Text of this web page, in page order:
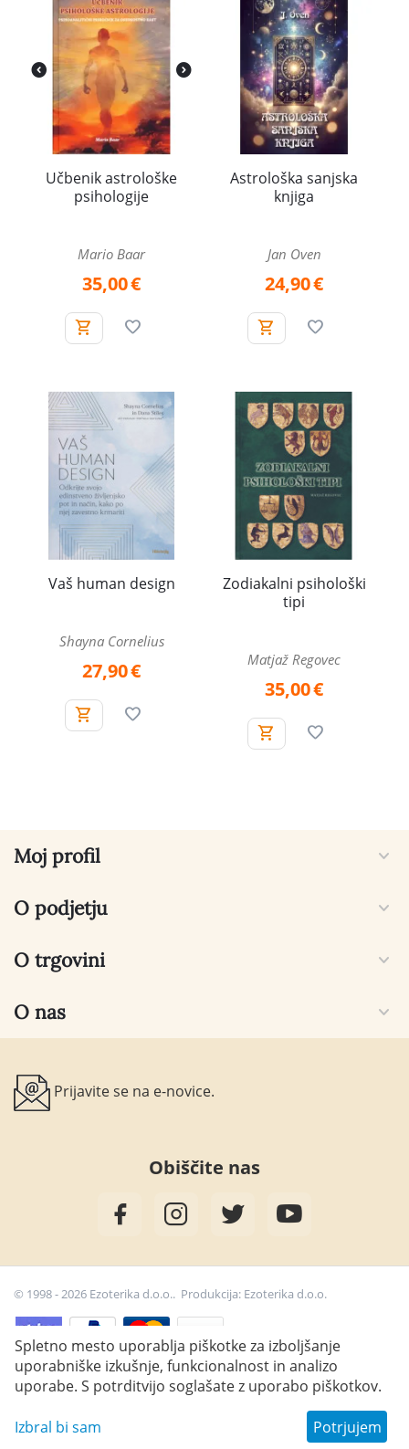
12,10 € Dodaj v košarico
Učbenik astrološke
psihologije
Mario Baar
35,00€
Astrološka sanjska
knjiga
Jan Oven
24,90€
Vaš human design
Shayna Cornelius
27,90€
Zodiakalni psihološki
tipi
Matjaž Regovec
35,00€
Moj profil
O podjetju
O trgovini
O nas
Prijavite se na e-novice.
Obiščite nas
© 1998 - 2026 Ezoterika d.o.o.. Produkcija: Ezoterika d.o.o.
Wish list Profile
Spletno mesto uporablja piškotke za izboljšanje
uporabniške izkušnje, funkcionalnost in analizo
uporabe. S potrditvijo soglašate z uporabo piškotkov.
Izbral bi sam Potrjujem